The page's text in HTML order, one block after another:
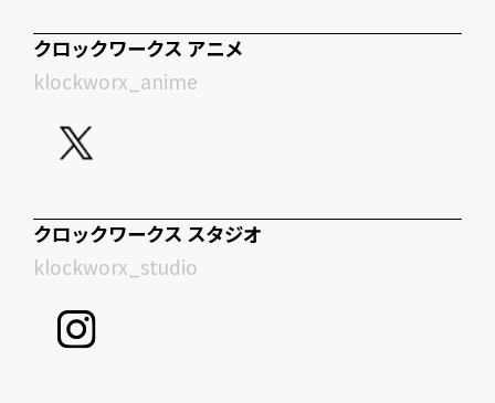
クロックワークス アニメ
klockworx_anime
クロックワークス スタジオ
klockworx_studio